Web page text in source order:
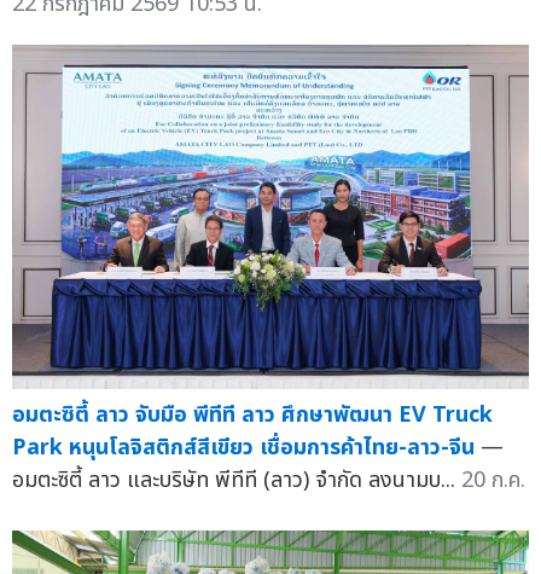
อมตะซิตี้ ลาว จับมือ พีทีที ลาว ศึกษาพัฒนา EV Truck
Park หนุนโลจิสติกส์สีเขียว เชื่อมการค้าไทย-ลาว-จีน —
อมตะซิตี้ ลาว และบริษัท พีทีที (ลาว) จำกัด ลงนามบ... 20 ก.ค.